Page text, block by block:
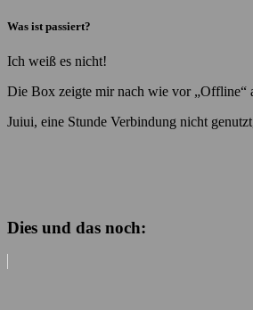
Was ist passiert?
Ich weiß es nicht!
Die Box zeigte mir nach wie vor „Offline“
Juiui, eine Stunde Verbindung nicht
Dies und das noch: